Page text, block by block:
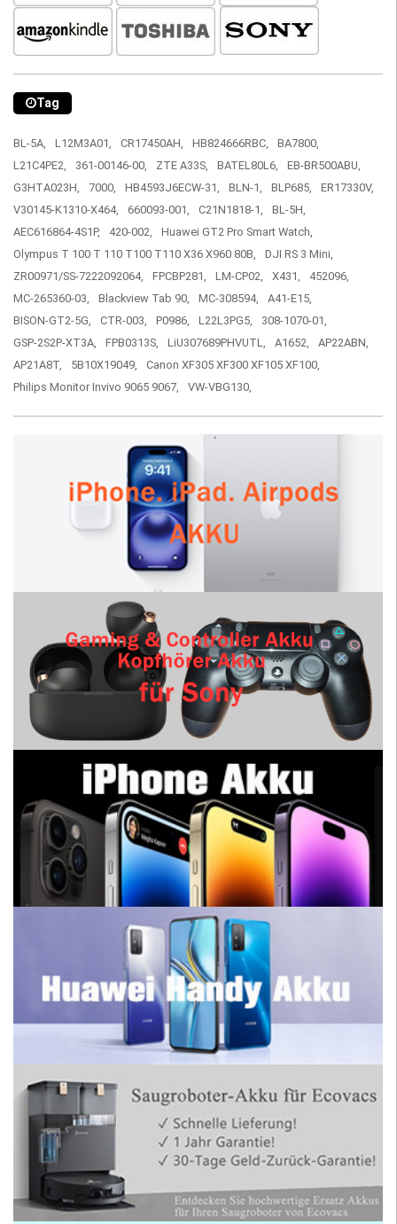
Tag
BL-5A, L12M3A01, CR17450AH, HB824666RBC,
BA7800,
L21C4PE2,
361-00146-00, ZTE A33S, BATEL80L6,
EB-BR500ABU,
G3HTA023H,
7000, HB4593J6ECW-31, BLN-1, BLP685,
ER17330V,
V30145-K1310-X464,
660093-001, C21N1818-1,
BL-5H,
AEC616864-4S1P,
420-002,
Huawei GT2 Pro Smart Watch,
Olympus T 100 T 110 T100 T110 X36 X960 80B,
DJI RS 3 Mini,
ZR00971/SS-7222092064,
FPCBP281, LM-CP02, X431,
452096,
MC-265360-03,
Blackview Tab 90, MC-308594,
A41-E15,
BISON-GT2-5G,
CTR-003, P0986, L22L3PG5,
308-1070-01,
GSP-2S2P-XT3A,
FPB0313S, LiU307689PHVUTL, A1652,
AP22ABN,
AP21A8T,
5B10X19049,
Canon XF305 XF300 XF105 XF100,
Philips Monitor Invivo 9065 9067,
VW-VBG130,